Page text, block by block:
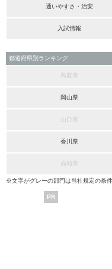
通いやすさ・治安
入試情報
都道府県別ランキング
鳥取県
岡山県
山口県
香川県
高知県
※文字がグレーの部門は当社規定の条
PR